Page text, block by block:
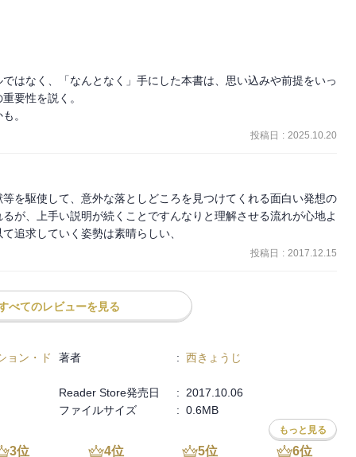
はなく、「なんとなく」手にした本書は、思い込みや前提をいっ
要性を説く。
。
投稿日 : 2025.10.20
を駆使して、意外な落としどころを見つけてくれる面白い発想の
が、上手い説明が続くことですんなりと理解させる流れが心地よ
追求していく姿勢は素晴らしい、
投稿日 : 2017.12.15
べてのレビューを見る
ョン・ド 著者 : 西きょうじ
Reader Store発売日 :
2017.10.06
ファイルサイズ
: 0.6MB
もっと見る
3位 4位 5位 6位